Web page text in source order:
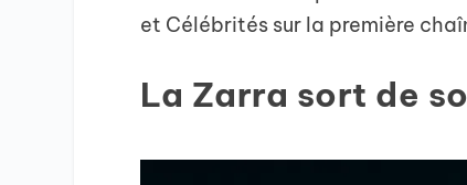
et Célébrités sur la première
La Zarra sort de